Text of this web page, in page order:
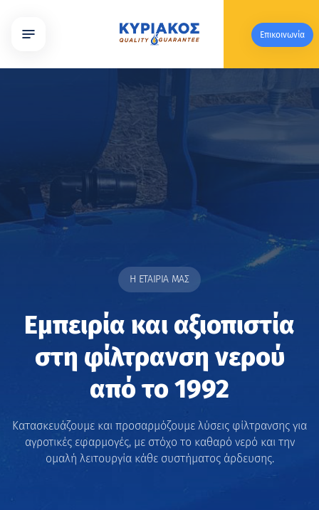
Επικοινωνία
Η ΕΤΑΙΡΙΑ ΜΑΣ
Εμπειρία και αξιοπιστία
στη φίλτρανση νερού
από το 1992
Κατασκευάζουμε και προσαρμόζουμε λύσεις φίλτρανσης για
αγροτικές εφαρμογές, με στόχο το καθαρό νερό και την
ομαλή λειτουργία κάθε συστήματος άρδευσης.